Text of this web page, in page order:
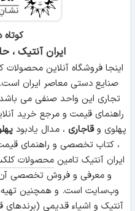
کوتاه
ایران آنتیک ،
اینجا فروشگاه آنلاین
صنایع دستی معاصر ایران
تجاری این واحد صنفی می
راهنمای قیمت و مرجع خرید
پهلوی وقاجاری ، مدال یادبود
، کتاب تخصصی و راهنمای
ایران آنتیک تامین محصولات
و معرفی و فروش تخصصی آن
وب‌سایت است. و همچنین تهیه
آنتیک و اشیاء قدیمی (برندهای